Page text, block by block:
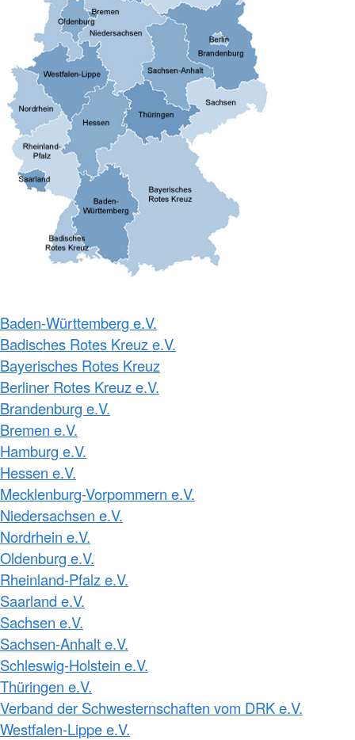
Baden-Württemberg e.V.
Badisches Rotes Kreuz e.V.
Bayerisches Rotes Kreuz
Berliner Rotes Kreuz e.V.
Brandenburg e.V.
Bremen e.V.
Hamburg e.V.
Hessen e.V.
Mecklenburg-Vorpommern e.V.
Niedersachsen e.V.
Nordrhein e.V.
Oldenburg e.V.
Rheinland-Pfalz e.V.
Saarland e.V.
Sachsen e.V.
Sachsen-Anhalt e.V.
Schleswig-Holstein e.V.
Thüringen e.V.
Verband der Schwesternschaften vom DRK e.V.
Westfalen-Lippe e.V.